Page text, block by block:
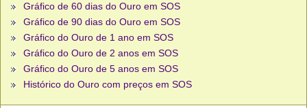
Gráfico de 60 dias do Ouro em SOS
Gráfico de 90 dias do Ouro em SOS
Gráfico do Ouro de 1 ano em SOS
Gráfico do Ouro de 2 anos em SOS
Gráfico do Ouro de 5 anos em SOS
Histórico do Ouro com preços em SOS